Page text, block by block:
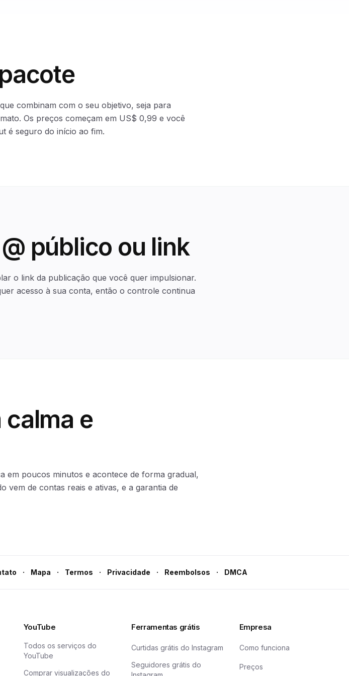
combinam com o seu objetivo, seja para
Os preços começam em US$ 0,99 e você
é seguro do início ao fim.
público ou link
o link da publicação que você quer impulsionar.
acesso à sua conta, então o controle continua
calma e
em poucos minutos e acontece de forma gradual,
vem de contas reais e ativas, e a garantia de
· Mapa · Termos · Privacidade · Reembolsos · DMCA
YouTube
Todos os serviços do
YouTube
Comprar visualizações do
Ferramentas grátis
Curtidas grátis do Instagram
Seguidores grátis do
Empresa
Como funciona
Preços